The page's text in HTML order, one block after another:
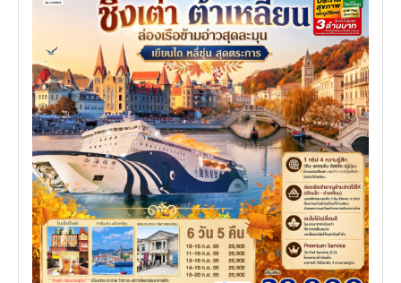
ทัวร์ฮ่องกง
ทัวร์สิงคโปร์
ทัวร์ตุรเคีย
ทัวร์สวิตเซอร์แลนด์
ทัวร์พม่า